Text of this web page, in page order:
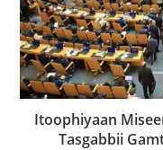
Itoophiyaan
Tasgabbii